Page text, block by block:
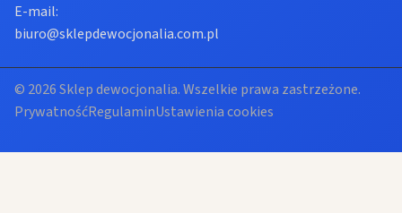
E-mail:
biuro@sklepdewocjonalia.com.pl
© 2026 Sklep dewocjonalia. Wszelkie prawa zastrzeżone.
PrywatnośćRegulaminUstawienia cookies